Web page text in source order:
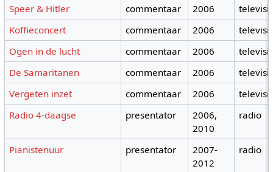
Speer & Hitler commentaar 2006
Koffieconcert
commentaar 2006
Ogen in de lucht
commentaar 2006
De Samaritanen
commentaar 2006
Vergeten inzet
commentaar 2006
Radio 4-daagse
presentator
2006,
2010
radio
Pianistenuur presentator
2007-
2012
radio